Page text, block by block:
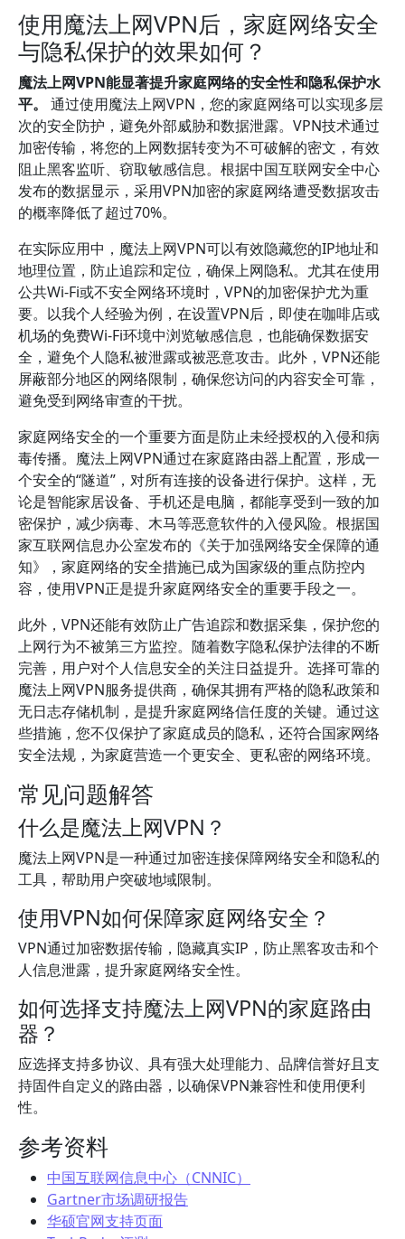
使用魔法上网VPN后，家庭网络安全
与隐私保护的效果如何？
魔法上网VPN能显著提升家庭网络的安全性和隐私保护水
平。
通过使用魔法上网VPN，您的家庭网络可以实现多层
次的安全防护，避免外部威胁和数据泄露。VPN技术通过
加密传输，将您的上网数据转变为不可破解的密文，有效
阻止黑客监听、窃取敏感信息。根据中国互联网安全中心
发布的数据显示，采用VPN加密的家庭网络遭受数据攻击
的概率降低了超过70%。
在实际应用中，魔法上网VPN可以有效隐藏您的IP地址和
地理位置，防止追踪和定位，确保上网隐私。尤其在使用
公共Wi-Fi或不安全网络环境时，VPN的加密保护尤为重
要。以我个人经验为例，在设置VPN后，即使在咖啡店或
机场的免费Wi-Fi环境中浏览敏感信息，也能确保数据安
全，避免个人隐私被泄露或被恶意攻击。此外，VPN还能
屏蔽部分地区的网络限制，确保您访问的内容安全可靠，
避免受到网络审查的干扰。
家庭网络安全的一个重要方面是防止未经授权的入侵和病
毒传播。魔法上网VPN通过在家庭路由器上配置，形成一
个安全的“隧道”，对所有连接的设备进行保护。这样，无
论是智能家居设备、手机还是电脑，都能享受到一致的加
密保护，减少病毒、木马等恶意软件的入侵风险。根据国
家互联网信息办公室发布的《关于加强网络安全保障的通
知》，家庭网络的安全措施已成为国家级的重点防控内
容，使用VPN正是提升家庭网络安全的重要手段之一。
此外，VPN还能有效防止广告追踪和数据采集，保护您的
上网行为不被第三方监控。随着数字隐私保护法律的不断
完善，用户对个人信息安全的关注日益提升。选择可靠的
魔法上网VPN服务提供商，确保其拥有严格的隐私政策和
无日志存储机制，是提升家庭网络信任度的关键。通过这
些措施，您不仅保护了家庭成员的隐私，还符合国家网络
安全法规，为家庭营造一个更安全、更私密的网络环境。
常见问题解答
什么是魔法上网VPN？
魔法上网VPN是一种通过加密连接保障网络安全和隐私的
工具，帮助用户突破地域限制。
使用VPN如何保障家庭网络安全？
VPN通过加密数据传输，隐藏真实IP，防止黑客攻击和个
人信息泄露，提升家庭网络安全性。
如何选择支持魔法上网VPN的家庭路由
器？
应选择支持多协议、具有强大处理能力、品牌信誉好且支
持固件自定义的路由器，以确保VPN兼容性和使用便利
性。
参考资料
中国互联网信息中心（CNNIC）
Gartner市场调研报告
华硕官网支持页面